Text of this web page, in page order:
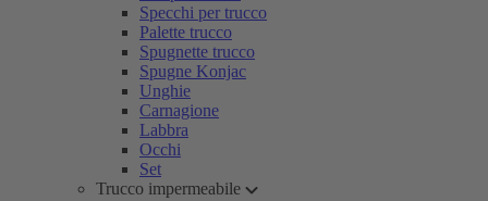
Specchi per trucco
Palette trucco
Spugnette trucco
Spugne Konjac
Unghie
Carnagione
Labbra
Occhi
Set
Trucco impermeabile